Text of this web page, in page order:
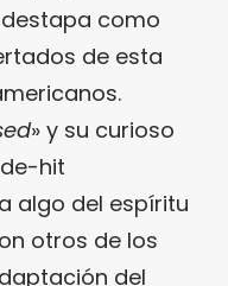
como
de esta
» y su curioso
hit
algo del espíritu
otros de los
del